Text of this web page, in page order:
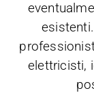
elettricisti,